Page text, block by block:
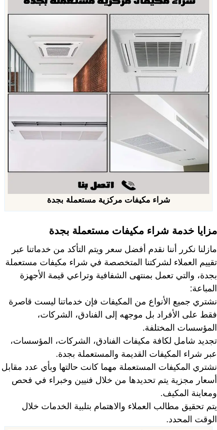
شراء مكيفات مركزية مستعملة بجدة
مزايا خدمة شراء مكيفات مستعملة بجدة
مازلنا نكرر أننا نقدم أفضل سعر ويتم التأكد من خدماتنا عبر
تقييم العملاء لشركتنا المتخصصة في شراء مكيفات مستعملة
بجدة، والتي تعمل بمنتهى الشفافية وتراعي قيمة الأجهزة
المباعة:
نشتري جميع الأنواع من المكيفات فإن خدماتنا ليست قاصرة
فقط على الأفراد بل موجهه إلى الفنادق، الشركات،
المؤسسات المختلفة.
تجديد شامل لكافة مكيفات الفنادق، الشركات، المؤسسات،
عبر شراء المكيفات القديمة والمستعملة بجدة.
نشتري المكيفات المستعملة مهما كانت حالتها وبأي عدد مقابل
أسعار مجزية يتم تحديدها من خلال فنيين وخبراء في فحص
ومعاينة المكيف.
يتم تحقيق مطالب العملاء والاهتمام بتلبية الخدمات خلال
الوقت المحدد.